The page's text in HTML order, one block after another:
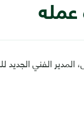
عمله
الفني الجديد